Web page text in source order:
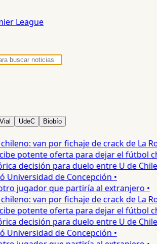
League
UdeC Biobío
van por fichaje de crack de La Roja
potente oferta para dejar el fútbol
decisión para duelo entre U de Chile y
de Concepción •
jugador que partiría al extranjero •
van por fichaje de crack de La Roja
potente oferta para dejar el fútbol
decisión para duelo entre U de Chile y
de Concepción •